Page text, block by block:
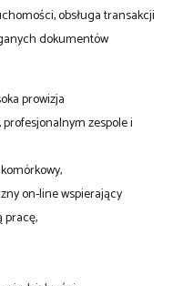
obsługa transakcji
dokumentów
prowizja
profesjonalnym zespole i
on-line wspierający
pracę,